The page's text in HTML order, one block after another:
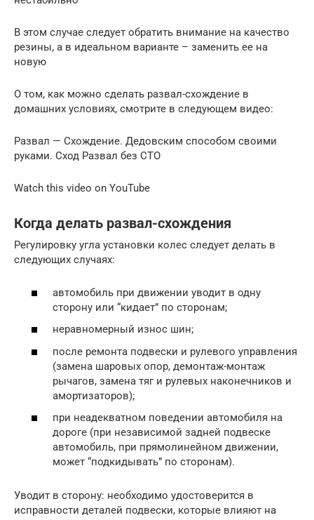
В этом случае следует обратить внимание на качество
резины, а в идеальном варианте – заменить ее на
новую
О том, как можно сделать развал-схождение в
домашних условиях, смотрите в следующем видео:
Развал — Схождение. Дедовским способом своими
руками. Сход Развал без СТО
Watch this video on YouTube
Когда делать развал-схождения
Регулировку угла установки колес следует делать в
следующих случаях:
автомобиль при движении уводит в одну
сторону или “кидает” по сторонам;
неравномерный износ шин;
после ремонта подвески и рулевого управления
(замена шаровых опор, демонтаж-монтаж
рычагов, замена тяг и рулевых наконечников и
амортизаторов);
при неадекватном поведении автомобиля на
дороге (при независимой задней подвеске
автомобиль, при прямолинейном движении,
может “подкидывать” по сторонам).
Уводит в сторону: необходимо удостоверится в
исправности деталей подвески, которые влияют на